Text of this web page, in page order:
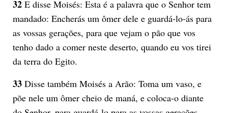
32E disse Moisés: Esta é a palavra que o Senhor tem
mandado: Encherás um ômer dele e guardá-lo-ás para
as vossas gerações, para que vejam o pão que vos
tenho dado a comer neste deserto, quando eu vos tirei
da terra do Egito.
33Disse também Moisés a Arão: Toma um vaso, e
põe nele um ômer cheio de maná, e coloca-o diante